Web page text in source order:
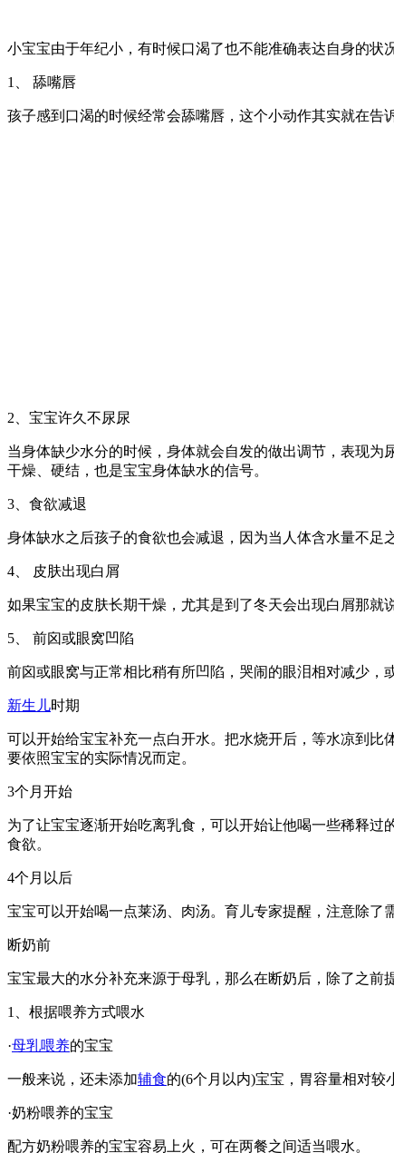
小宝宝由于年纪小，有时候口渴了也不能准确表达自身的状
1、 舔嘴唇
孩子感到口渴的时候经常会舔嘴唇，这个小动作其实就在告
2、宝宝许久不尿尿
当身体缺少水分的时候，身体就会自发的做出调节，表现
干燥、硬结，也是宝宝身体缺水的信号。
3、食欲减退
身体缺水之后孩子的食欲也会减退，因为当人体含水量不足
4、 皮肤出现白屑
如果宝宝的皮肤长期干燥，尤其是到了冬天会出现白屑那就
5、 前囟或眼窝凹陷
前囟或眼窝与正常相比稍有所凹陷，哭闹的眼泪相对减少，
新生儿时期
可以开始给宝宝补充一点白开水。把水烧开后，等水凉到
要依照宝宝的实际情况而定。
3个月开始
为了让宝宝逐渐开始吃离乳食，可以开始让他喝一些稀释
食欲。
4个月以后
宝宝可以开始喝一点莱汤、肉汤。育儿专家提醒，注意除了
断奶前
宝宝最大的水分补充来源于母乳，那么在断奶后，除了之前
1、根据喂养方式喂水
·母乳喂养的宝宝
一般来说，还未添加辅食的(6个月以内)宝宝，胃容量相对较
·奶粉喂养的宝宝
配方奶粉喂养的宝宝容易上火，可在两餐之间适当喂水。